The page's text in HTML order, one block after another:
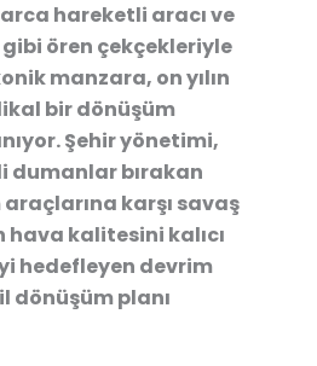
hareketli aracı ve
ören çekçekleriyle
manzara, on yılın
bir dönüşüm
Şehir yönetimi,
dumanlar bırakan
karşı savaş
kalitesini kalıcı
hedefleyen devrim
dönüşüm planı